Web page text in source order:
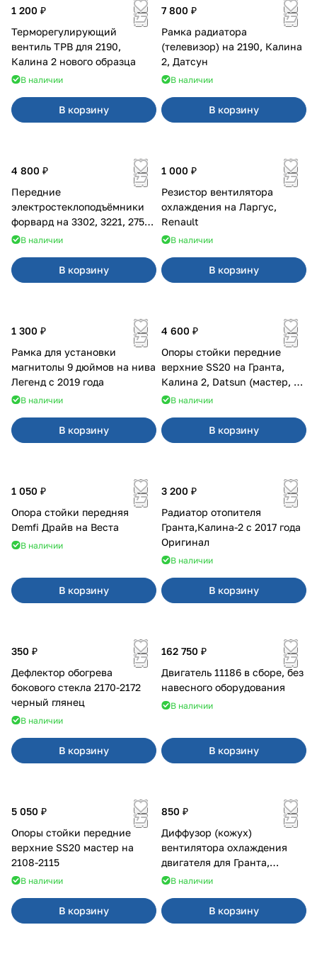
1 200 ₽
Терморегулирующий
вентиль ТРВ для 2190,
Калина 2 нового образца
В наличии
В корзину
7 800 ₽
Рамка радиатора
(телевизор) на 2190, Калина
2, Датсун
В наличии
В корзину
4 800 ₽
Передние
электростеклоподъёмники
форвард на 3302, 3221, 2752,
2217В наличии
В корзину
1 000 ₽
Резистор вентилятора
охлаждения на Ларгус,
Renault
В наличии
В корзину
1 300 ₽
Рамка для установки
магнитолы 9 дюймов на нива
Легенд с 2019 года
В наличии
В корзину
4 600 ₽
Опоры стойки передние
верхние SS20 на Гранта,
Калина 2, Datsun (мастер, с
ЭлУР, с подшипником) 2шт
В наличии
В корзину
1 050 ₽
Опора стойки передняя
Demfi Драйв на Веста
В наличии
В корзину
3 200 ₽
Радиатор отопителя
Гранта,Калина-2 с 2017 года
Оригинал
В наличии
В корзину
350 ₽
Дефлектор обогрева
бокового стекла 2170-2172
черный глянец
В наличии
В корзину
162 750 ₽
Двигатель 11186 в сборе, без
навесного оборудования
В наличии
В корзину
5 050 ₽
Опоры стойки передние
верхние SS20 мастер на
2108-2115
В наличии
В корзину
850 ₽
Диффузор (кожух)
вентилятора охлаждения
двигателя для Гранта,
Калина-2, Датсун нового
В наличии
В корзину